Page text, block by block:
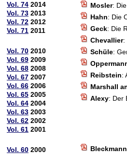
Vol. 74 2014
Vol. 73 2013
Vol. 72 2012
Vol. 71 2011
Vol. 70 2010
Vol. 69 2009
Vol. 68 2008
Vol. 67 2007
Vol. 66 2006
Vol. 65 2005
Vol. 64 2004
Vol. 63 2003
Vol. 62 2002
Vol. 61 2001
Vol. 60 2000
Mosler:
Hahn: Die
Geck: Die
Chevallier:
Schüle:
Reibstein:
Marshall
Alexy: Der
Bleckmann